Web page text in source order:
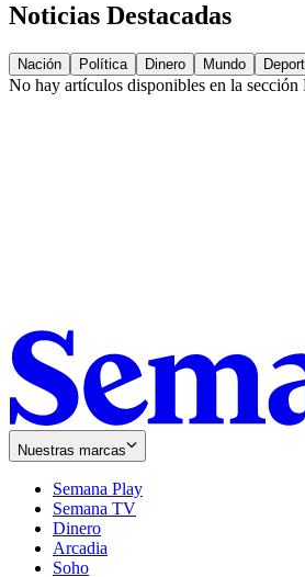
Noticias Destacadas
Nación Política Dinero Mundo
No hay artículos disponibles en la sección
Nuestras marcas
Semana Play
Semana TV
Dinero
Arcadia
Soho